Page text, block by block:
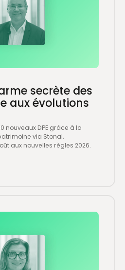
secrète des
aux évolutions
nouveaux DPE grâce à la
via Stonal,
aux nouvelles règles 2026.